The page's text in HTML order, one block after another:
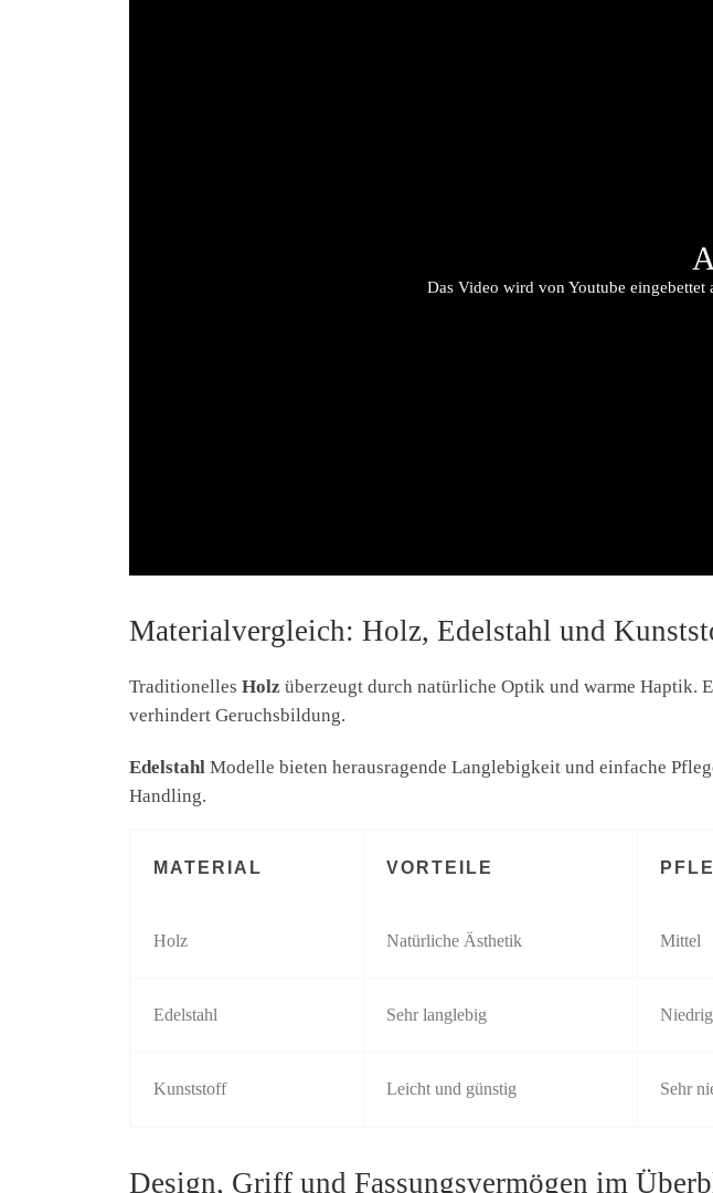
Das Video wird von Youtube eingebettet
Materialvergleich: Holz, Edelstahl und
Traditionelles Holz überzeugt durch natürliche Optik und warme Haptik.
verhindert Geruchsbildung.
Edelstahl Modelle bieten herausragende Langlebigkeit und einfache
Handling.
MATERIAL VORTEILE
Holz Natürliche Ästhetik Mittel
Edelstahl Sehr langlebig Niedrig
Kunststoff Leicht und günstig Sehr
Design, Griff und Fassungsvermögen im